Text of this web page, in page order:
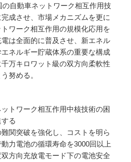
自動車ネットワーク相互作用技
成させ、市場メカニズムを更に
ワーク相互作用の規模化応用を
は全面的に普及させ、新エネル
ネルギー貯蔵体系の重要な構成
万キロワット級の双方向柔軟性
努める。
ットワーク相互作用中核技術の困
る
関突破を強化し、コストを明ら
力電池の循環寿命を3000回以上
方向充放電モード下の電池安全